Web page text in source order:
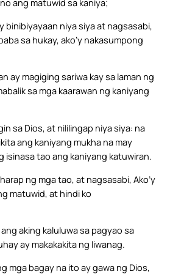
ang matuwid sa kaniya;
binibiyayaan niya siya at nagsasabi,
sa hukay, ako’y nakasumpong
ay magiging sariwa kay sa laman ng
sa mga kaarawan ng kaniyang
sa Dios, at nililingap niya siya: na
ang kaniyang mukha na may
isinasa tao ang kaniyang katuwiran.
ng mga tao, at nagsasabi, Ako’y
matuwid, at hindi ko
aking kaluluwa sa pagyao sa
ay makakakita ng liwanag.
mga bagay na ito ay gawa ng Dios,